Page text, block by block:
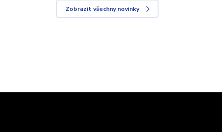
Zobrazit všechny novinky